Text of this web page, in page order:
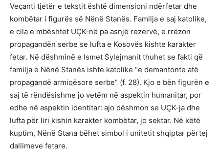
Veçanti tjetër e tekstit është dimensioni ndërfetar dhe
kombëtar i figurës së Nënë Stanës. Familja e saj katolike,
e cila e mbështet UÇK-në pa asnjë rezervë, e rrëzon
propagandën serbe se lufta e Kosovës kishte karakter
fetar. Në dëshminë e Ismet Sylejmanit thuhet se fakti që
familja e Nënë Stanës ishte katolike “e demantonte atë
propagandë armiqësore serbe” (f. 28). Kjo e bën figurën e
saj të rëndësishme jo vetëm në aspektin humanitar, por
edhe në aspektin identitar: ajo dëshmon se UÇK-ja dhe
lufta për liri kishin karakter kombëtar, jo sektar. Në këtë
kuptim, Nënë Stana bëhet simbol i unitetit shqiptar përtej
dallimeve fetare.